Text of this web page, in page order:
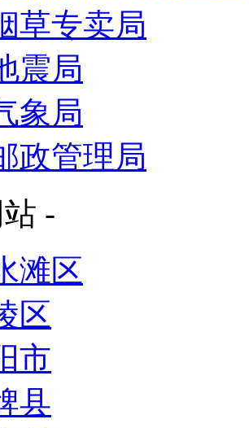
草专卖局
震局
象局
政管理局
-
滩区
区
市
县